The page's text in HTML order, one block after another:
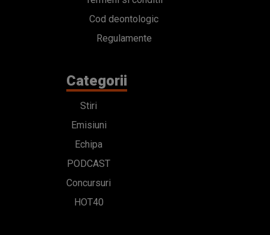
Cod deontologic
Regulamente
Categorii
Stiri
Emisiuni
Echipa
PODCAST
Concursuri
HOT40